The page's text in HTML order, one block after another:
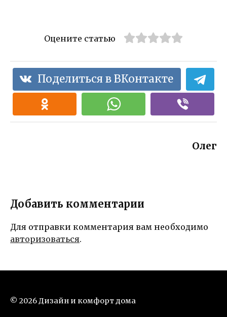
Оцените статью
Поделиться в ВКонтакте
Олег
Добавить комментарии
Для отправки комментария вам необходимо
авторизоваться.
© 2026 Дизайн и комфорт дома